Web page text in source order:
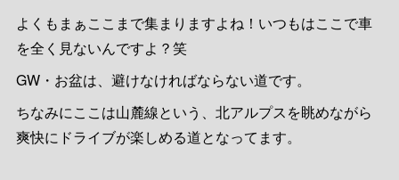
よくもまぁここまで集まりますよね！いつもはここで車
を全く見ないんですよ？笑
GW・お盆は、避けなければならない道です。
ちなみにここは山麓線という、北アルプスを眺めながら
爽快にドライブが楽しめる道となってます。